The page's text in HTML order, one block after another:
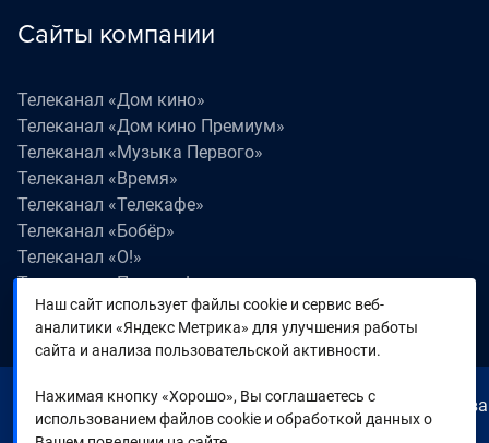
Сайты компании
Телеканал «Дом кино»
Телеканал «Дом кино Премиум»
Телеканал «Музыка Первого»
Телеканал «Время»
Телеканал «Телекафе»
Телеканал «Бобёр»
Телеканал «О!»
Телеканал «Поехали!»
Телеканал «Победа»
Телеканал «Лапки LIVE»
© 2000—2026. Редакция телеканала «Время». Все права
на любые материалы, опубликованные на сайте,
Наш сайт использует файлы cookie и сервис веб-
аналитики «Яндекс Метрика» для улучшения работы
сайта и анализа пользовательской активности.
Нажимая кнопку «Хорошо», Вы соглашаетесь с
использованием файлов cookie и обработкой данных о